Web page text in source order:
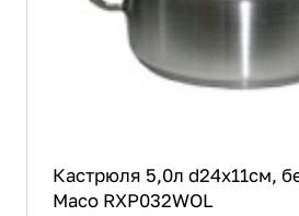
Кастрюля 5,0л d24х11см,
Maco RXP032WOL